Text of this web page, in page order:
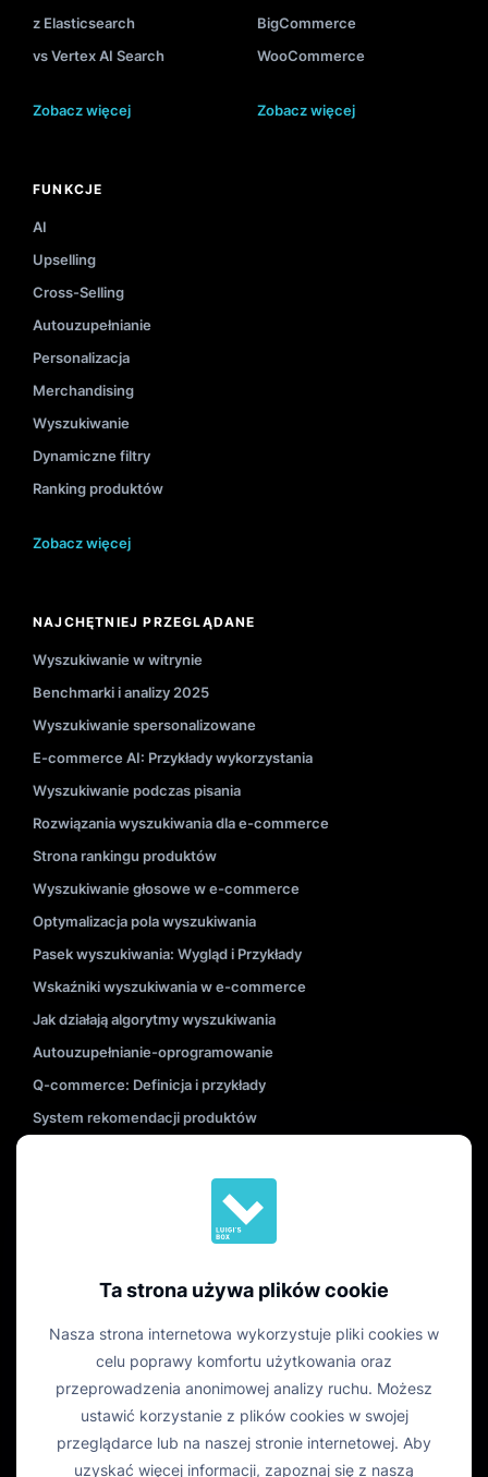
z Elasticsearch
vs Vertex AI Search
Zobacz więcej
BigCommerce
WooCommerce
Zobacz więcej
FUNKCJE
AI
Upselling
Cross-Selling
Autouzupełnianie
Personalizacja
Merchandising
Wyszukiwanie
Dynamiczne filtry
Ranking produktów
Zobacz więcej
NAJCHĘTNIEJ PRZEGLĄDANE
Wyszukiwanie w witrynie
Benchmarki i analizy 2025
Wyszukiwanie spersonalizowane
E-commerce AI: Przykłady wykorzystania
Wyszukiwanie podczas pisania
Rozwiązania wyszukiwania dla e-commerce
Strona rankingu produktów
Wyszukiwanie głosowe w e-commerce
Optymalizacja pola wyszukiwania
Pasek wyszukiwania: Wygląd i Przykłady
Wskaźniki wyszukiwania w e-commerce
Jak działają algorytmy wyszukiwania
Autouzupełnianie-oprogramowanie
Q-commerce: Definicja i przykłady
System rekomendacji produktów
Personalizacja w e-commerce
Zastosowania strony z listą produktów
Ta strona używa plików cookie
Nasza strona internetowa wykorzystuje pliki cookies w
celu poprawy komfortu użytkowania oraz
przeprowadzenia anonimowej analizy ruchu. Możesz
ustawić korzystanie z plików cookies w swojej
przeglądarce lub na naszej stronie internetowej. Aby
uzyskać więcej informacji, zapoznaj się z naszą